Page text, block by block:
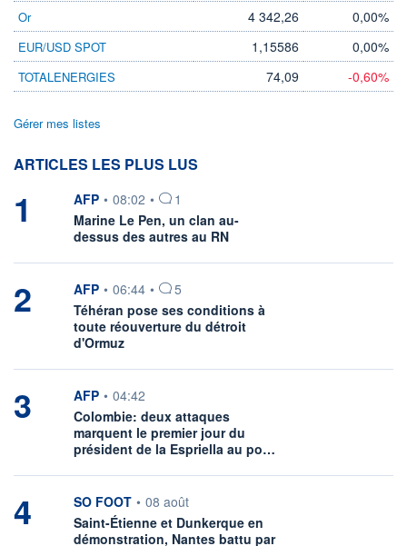
Or 4 342,26 0,00%
EUR/USD SPOT 1,15586 0,00%
TOTALENERGIES 74,09 -0,60%
Gérer mes listes
ARTICLES LES PLUS LUS
1 information fournie par
AFP • 08:02 •
1
Marine Le Pen, un clan au-
dessus des autres au RN
2 information fournie par
AFP • 06:44 •
5
Téhéran pose ses conditions à
toute réouverture du détroit
d'Ormuz
3 information fournie par
AFP • 04:42
Colombie: deux attaques
marquent le premier jour du
président de la Espriella au po…
4 information fournie par
SO FOOT • 08 août
Saint-Étienne et Dunkerque en
démonstration, Nantes battu par